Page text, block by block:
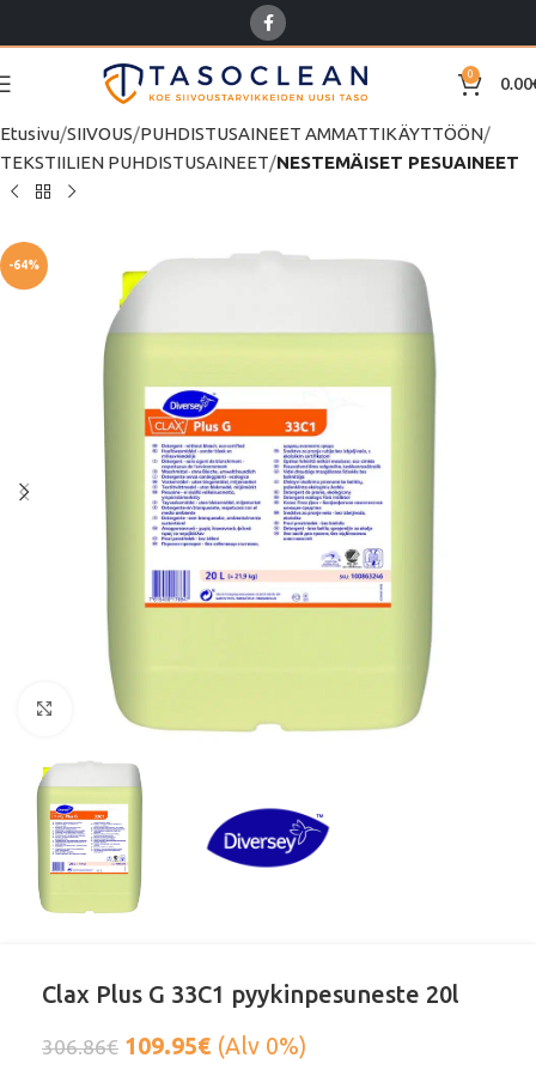
0 0.00
Etusivu SIIVOUS PUHDISTUSAINEET AMMATTIKÄYTTÖÖN
TEKSTIILIEN PUHDISTUSAINEET NESTEMÄISET PESUAINEET
-64%
Klikkaa suurentaaksesi
Clax Plus G 33C1 pyykinpesuneste 20l
306.86€ 109.95€ (Alv 0%)